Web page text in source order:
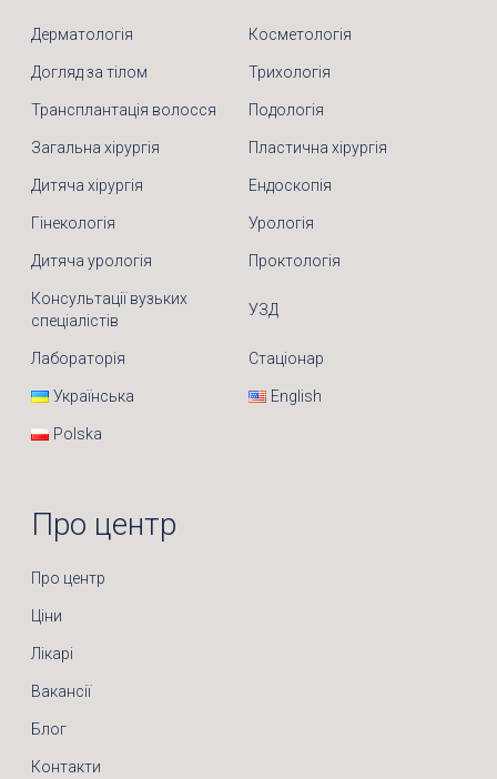
Дерматологія Косметологія
Догляд за тілом Трихологія
Трансплантація волосся Подологія
Загальна хірургія Пластична хірургія
Дитяча хірургія Ендоскопія
Гінекологія Урологія
Дитяча урологія Проктологія
Консультації вузьких
спеціалістів
УЗД
Лабораторія Стаціонар
Українська English
Polska
Про центр
Про центр
Ціни
Лікарі
Вакансії
Блог
Контакти